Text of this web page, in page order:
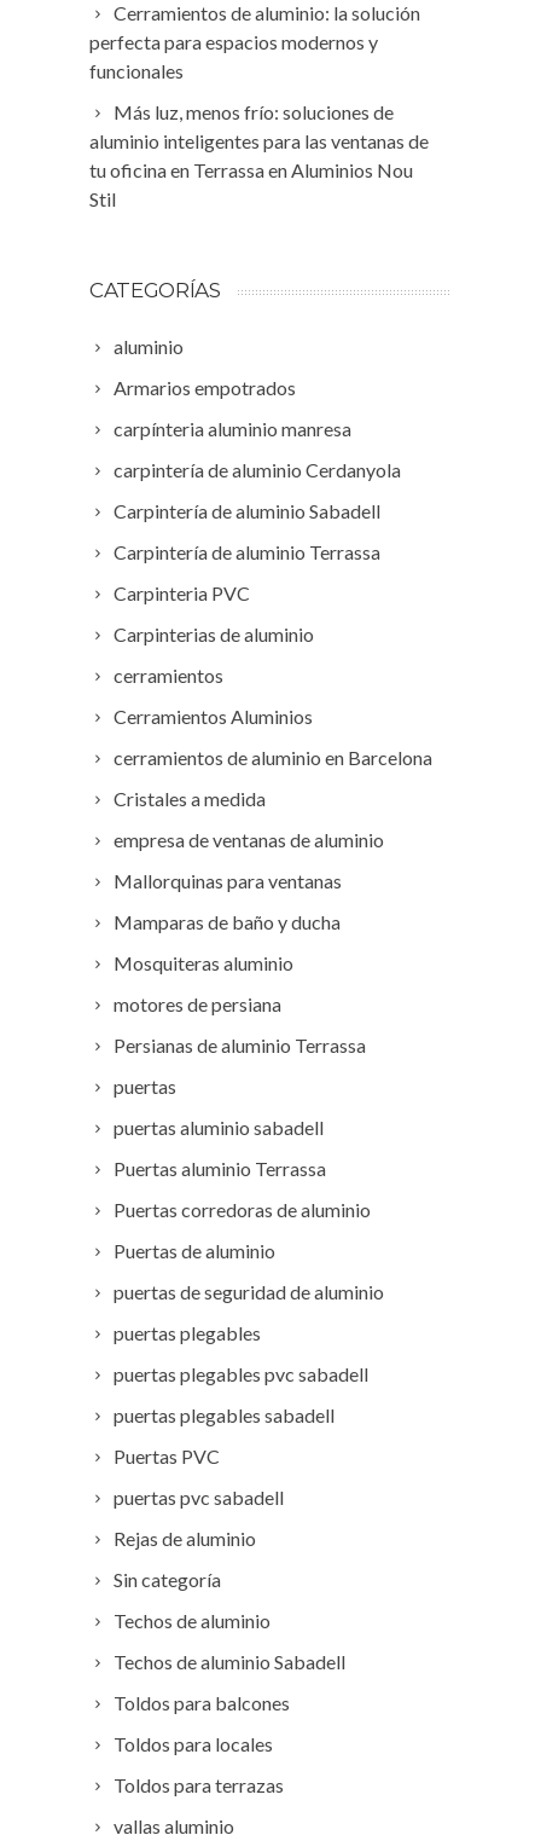
Cerramientos de aluminio: la solución
perfecta para espacios modernos y
funcionales
Más luz, menos frío: soluciones de
aluminio inteligentes para las ventanas de
tu oficina en Terrassa en Aluminios Nou
Stil
CATEGORÍAS
aluminio
Armarios empotrados
carpínteria aluminio manresa
carpintería de aluminio Cerdanyola
Carpintería de aluminio Sabadell
Carpintería de aluminio Terrassa
Carpinteria PVC
Carpinterias de aluminio
cerramientos
Cerramientos Aluminios
cerramientos de aluminio en Barcelona
Cristales a medida
empresa de ventanas de aluminio
Mallorquinas para ventanas
Mamparas de baño y ducha
Mosquiteras aluminio
motores de persiana
Persianas de aluminio Terrassa
puertas
puertas aluminio sabadell
Puertas aluminio Terrassa
Puertas corredoras de aluminio
Puertas de aluminio
puertas de seguridad de aluminio
puertas plegables
puertas plegables pvc sabadell
puertas plegables sabadell
Puertas PVC
puertas pvc sabadell
Rejas de aluminio
Sin categoría
Techos de aluminio
Techos de aluminio Sabadell
Toldos para balcones
Toldos para locales
Toldos para terrazas
vallas aluminio